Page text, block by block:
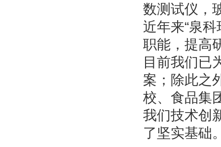
数测试仪，
近年来“泉
职能，提高
目前我们已
案；除此之
校、食品集
我们技术创
了坚实基础